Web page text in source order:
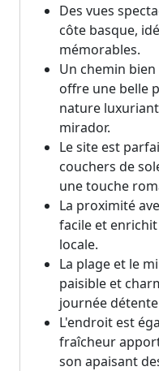
Des vues
côte basque,
mémorables.
Un chemin
offre une belle
nature
mirador.
Le site est
couchers de
une touche
La proximité
facile et
locale.
La plage et le
paisible et
journée
L'endroit est
fraîcheur
son apaisant